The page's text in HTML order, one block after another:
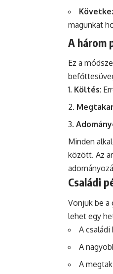
magunkat
A három
Ez a
Költés:
Minden
között. Az
Családi
Vonjuk be a
lehet egy
A
A
A